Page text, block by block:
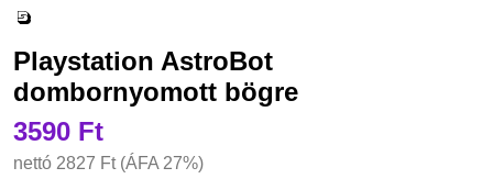
Playstation AstroBot
dombornyomott bögre
3590 Ft
nettó 2827 Ft (ÁFA 27%)